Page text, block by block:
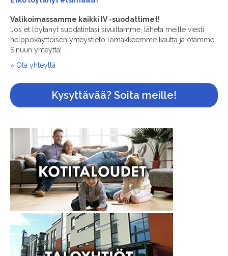
Valikoimassamme kaikki IV -suodattimet!
Jos et löytänyt suodatintasi sivuiltamme, lähetä meille viesti
helppokäyttöisen yhteystieto lomakkeemme kautta ja otamme
Sinuun yhteyttä!
» Ota yhteyttä
Kysyttävää? Soita meille!